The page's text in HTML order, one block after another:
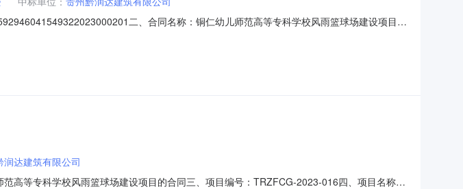
二、合同名称：铜仁幼儿师范高等专科学校风雨篮球场建设项目政
有限公司地址:联系方式:15885780055六、合同主要信息详见附件
润达建筑有限公司
高等专科学校风雨篮球场建设项目的合同三、项目编号：TRZFCG-2023-016四、项目名称：